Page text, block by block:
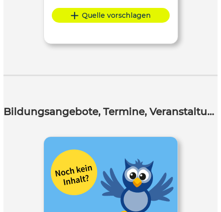
Quelle vorschlagen
Bildungsangebote, Termine, Veranstaltungen